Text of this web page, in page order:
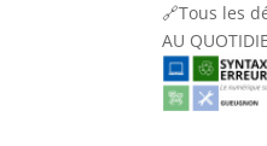
🔗Tous les
AU